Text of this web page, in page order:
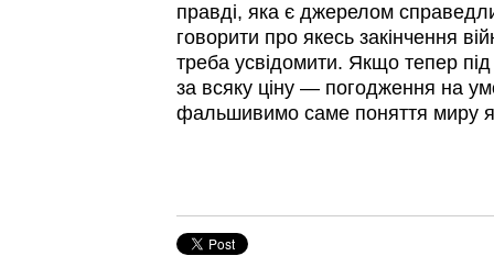
правді, яка є джерелом
говорити про якесь закінчення
треба усвідомити. Якщо тепер
за всяку ціну — погодження на
фальшивимо саме поняття миру